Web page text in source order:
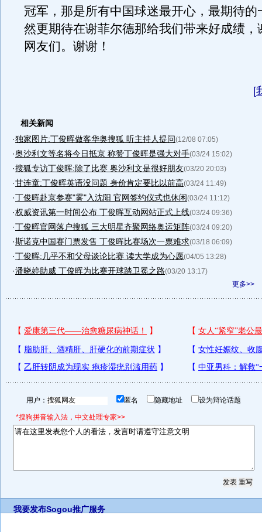
冠军，那是所有中国球迷最开心，最期待的
然更期待在谢菲尔德那给我们带来好成绩，
网友们。谢谢！
[
相关新闻
·独家图片:丁俊晖做客华奥搜狐 听主持人提问(12/08 07:05)
·奥沙利文等名将今日抵京 称赞丁俊晖是强大对手(03/24 15:02)
·搜狐专访丁俊晖:除了比赛 奥沙利文是很好朋友(03/20 20:03)
·甘连童:丁俊晖英语没问题 身价肯定要比以前高(03/24 11:49)
·丁俊晖赴京参赛"雾"入沈阳 官网签约仪式也休闲(03/24 11:12)
·权威资讯第一时间公布 丁俊晖互动网站正式上线(03/24 09:36)
·丁俊晖官网落户搜狐 三大明星齐聚网络奥运矩阵(03/24 09:20)
·斯诺克中国赛门票发售 丁俊晖比赛场次一票难求(03/18 06:09)
·丁俊晖:几乎不和父母谈论比赛 读大学成为心愿(04/05 13:28)
·潘晓婷助威 丁俊晖为比赛开球踏卫冕之路(03/20 13:17)
更多>>
用户： 匿名 隐藏地址 设为辩论话题
*搜狗拼音输入法，中文处理专家>>
我要发布Sogou推广服务